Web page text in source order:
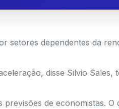
setores dependentes da
disse Silvio Sales,
de economistas. O